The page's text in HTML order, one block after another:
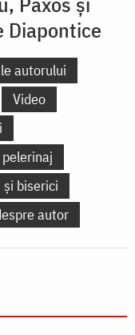
Diapontice
autorului
Video
biserici
autor